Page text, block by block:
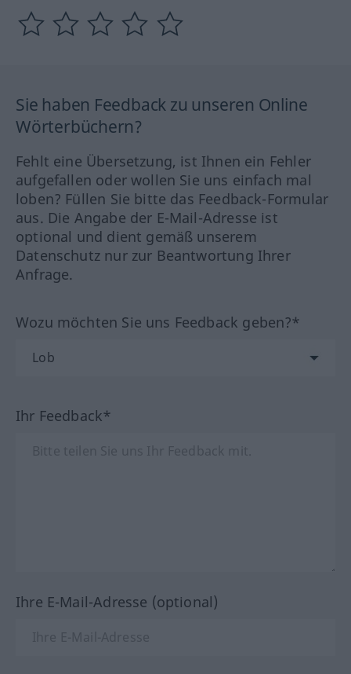
Sie haben Feedback zu unseren Online
Wörterbüchern?
Fehlt eine Übersetzung, ist Ihnen ein Fehler
aufgefallen oder wollen Sie uns einfach mal
loben? Füllen Sie bitte das Feedback-Formular
aus. Die Angabe der E-Mail-Adresse ist
optional und dient gemäß unserem
Datenschutz nur zur Beantwortung Ihrer
Anfrage.
Wozu möchten Sie uns Feedback geben?*
Ihr Feedback*
Ihre E-Mail-Adresse (optional)